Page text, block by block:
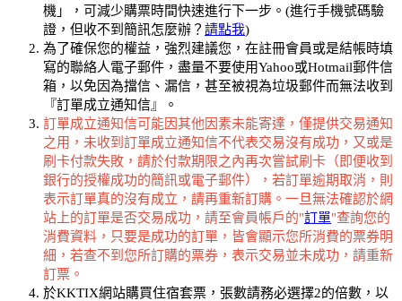
機」，可減少購票時間快速進行下一步。(進行手機號碼驗
證，但收不到簡訊怎麼辦？ 請點我)
為了確保您的權益，強烈建議您，在註冊會員或是結帳時填
寫的聯絡人電子郵件，盡量不要使用Yahoo或Hotmail郵件信
箱，以免因為擋信、漏信，甚至被視為垃圾郵件而無法收到
『訂單成立通知信』。
訂單成立通知信可能因其他因素未能寄達，僅提供交易通知
之用，未收到訂單成立通知信不代表交易沒有成功，又或是
刷卡付款失敗，請於付款期限之內再次嘗試刷卡（即便收到
銀行的授權成功的簡訊或電子郵件），若訂單逾期取消，則
表示訂單真的沒有成立，請再重新訂購。一旦無法確認於網
站上的訂單是否交易成功，請至會員帳戶的"訂單"查詢您的
消費資料，只要是成功的訂單，皆會顯示您所消費的票券明
細，若查不到您所訂購的票券，表示交易並未成功，請重新
訂票。
於KKTIX網站購買住宿套票，張數請務必選擇2的倍數，以